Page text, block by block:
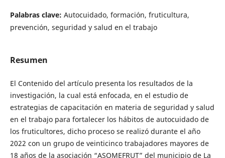
Palabras clave: Autocuidado, formación, fruticultura,
prevención, seguridad y salud en el trabajo
Resumen
El Contenido del artículo presenta los resultados de la
investigación, la cual está enfocada, en el estudio de
estrategias de capacitación en materia de seguridad y salud
en el trabajo para fortalecer los hábitos de autocuidado de
los fruticultores, dicho proceso se realizó durante el año
2022 con un grupo de veinticinco trabajadores mayores de
18 años de la asociación “ASOMEFRUT” del municipio de La